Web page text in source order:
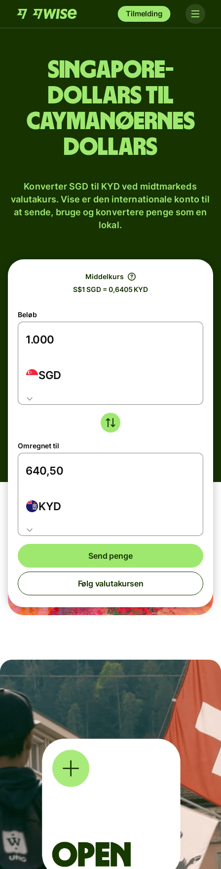
Tilmelding
Singapore-
dollars til
caymanøernes
dollars
Konverter SGD til KYD ved midtmarkeds
valutakurs. Vise er den internationale konto til
at sende, bruge og konvertere penge som en
lokal.
Middelkurs
S$1 SGD = 0,6405 KYD
Beløb
SGD
Omregnet til
KYD
Send penge
Følg valutakursen